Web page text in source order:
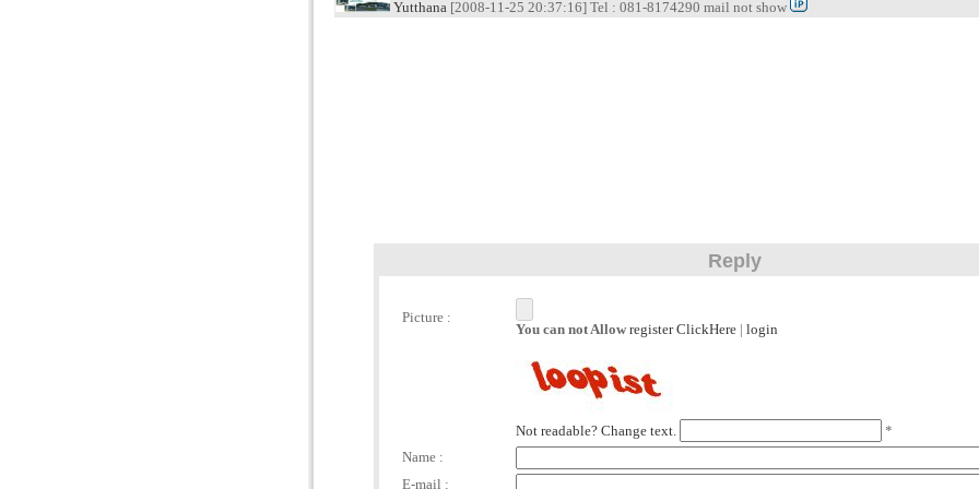
Yutthana [2008-11-25 20:37:16] Tel : 081-8174290 mail not show
Reply
Picture :
You can not Allow register ClickHere| login
Not readable? Change text.
*
Name :
E-mail :